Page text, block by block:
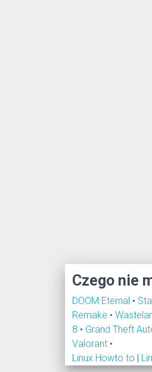
Czego nie
DOOM Eternal •
Remake •
8 • Grand Theft
Valorant •
Linux Howto to |